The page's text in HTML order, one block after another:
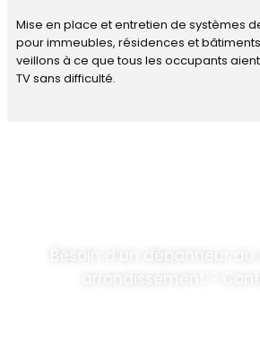
Mise en place et entretien de systèmes
pour immeubles, résidences et
veillons à ce que tous les occupants
TV sans difficulté.
Besoin d’un dépanneur au